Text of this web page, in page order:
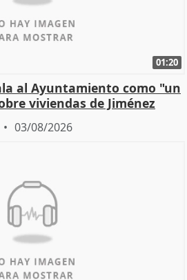
01:20
al Ayuntamiento como "un
viviendas de Jiménez
03/08/2026